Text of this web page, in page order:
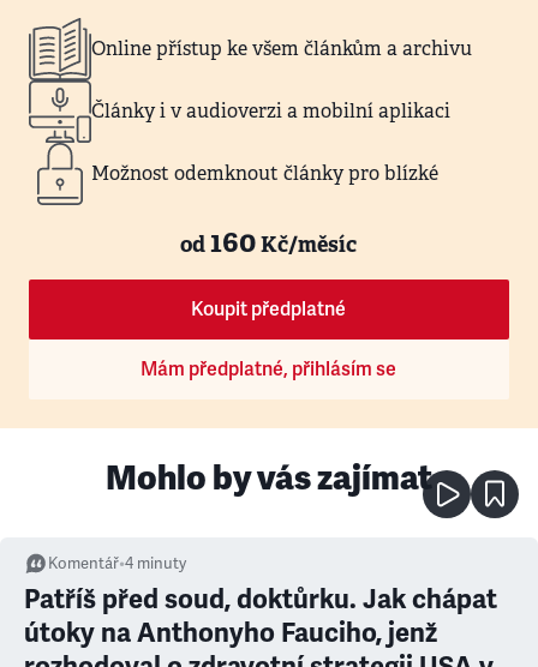
Online přístup ke všem článkům a archivu
Články i v audioverzi a mobilní aplikaci
Možnost odemknout články pro blízké
od160Kč/měsíc
Koupit předplatné
Mám předplatné, přihlásím se
Mohlo by vás zajímat
Komentář•4 minuty
Patříš před soud, doktůrku. Jak chápat
útoky na Anthonyho Fauciho, jenž